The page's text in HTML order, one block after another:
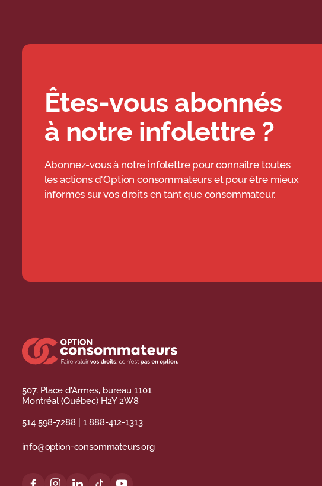
Êtes-vous abonnés
à notre infolettre ?
Abonnez-vous à notre infolettre pour connaître toutes
les actions d'Option consommateurs et pour être mieux
informés sur vos droits en tant que consommateur.
507, Place d'Armes, bureau 1101
Montréal (Québec) H2Y 2W8
514 598-7288| 1 888-412-1313
info@option-consommateurs.org